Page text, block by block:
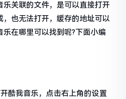
乐关联的文件，是可以直接打开
，也无法打开，缓存的地址可以
乐在哪里可以找到呢?下面小编
酷我音乐，点击右上角的设置